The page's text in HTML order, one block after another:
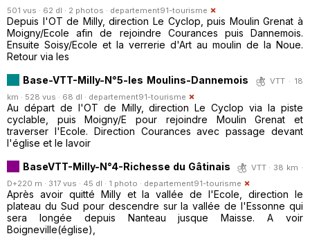
501 vus · 62 dl · 2 photos · departement91-tourisme
Depuis l'OT de Milly, direction Le Cyclop, puis Moulin Grenat à
Moigny/Ecole afin de rejoindre Courances puis Dannemois.
Ensuite Soisy/Ecole et la verrerie d'Art au moulin de la Noue.
Retour via les
Base-VTT-Milly-N°5-les Moulins-Dannemois
VTT · 18
km · 528 vus · 68 dl · departement91-tourisme
Au départ de l'OT de Milly, direction Le Cyclop via la piste
cyclable, puis Moigny/E pour rejoindre Moulin Grenat et
traverser l'Ecole. Direction Courances avec passage devant
l'église et le lavoir
BaseVTT-Milly-N°4-Richesse du Gâtinais
VTT · 38 km ·
D+220 m · 317 vus · 45 dl · 1 photo · departement91-tourisme
Après avoir quitté Milly et la vallée de l'Ecole, direction le
plateau du Sud pour descendre sur la vallée de l'Essonne qui
sera longée depuis Nanteau jusque Maisse. A voir
Boigneville(église),